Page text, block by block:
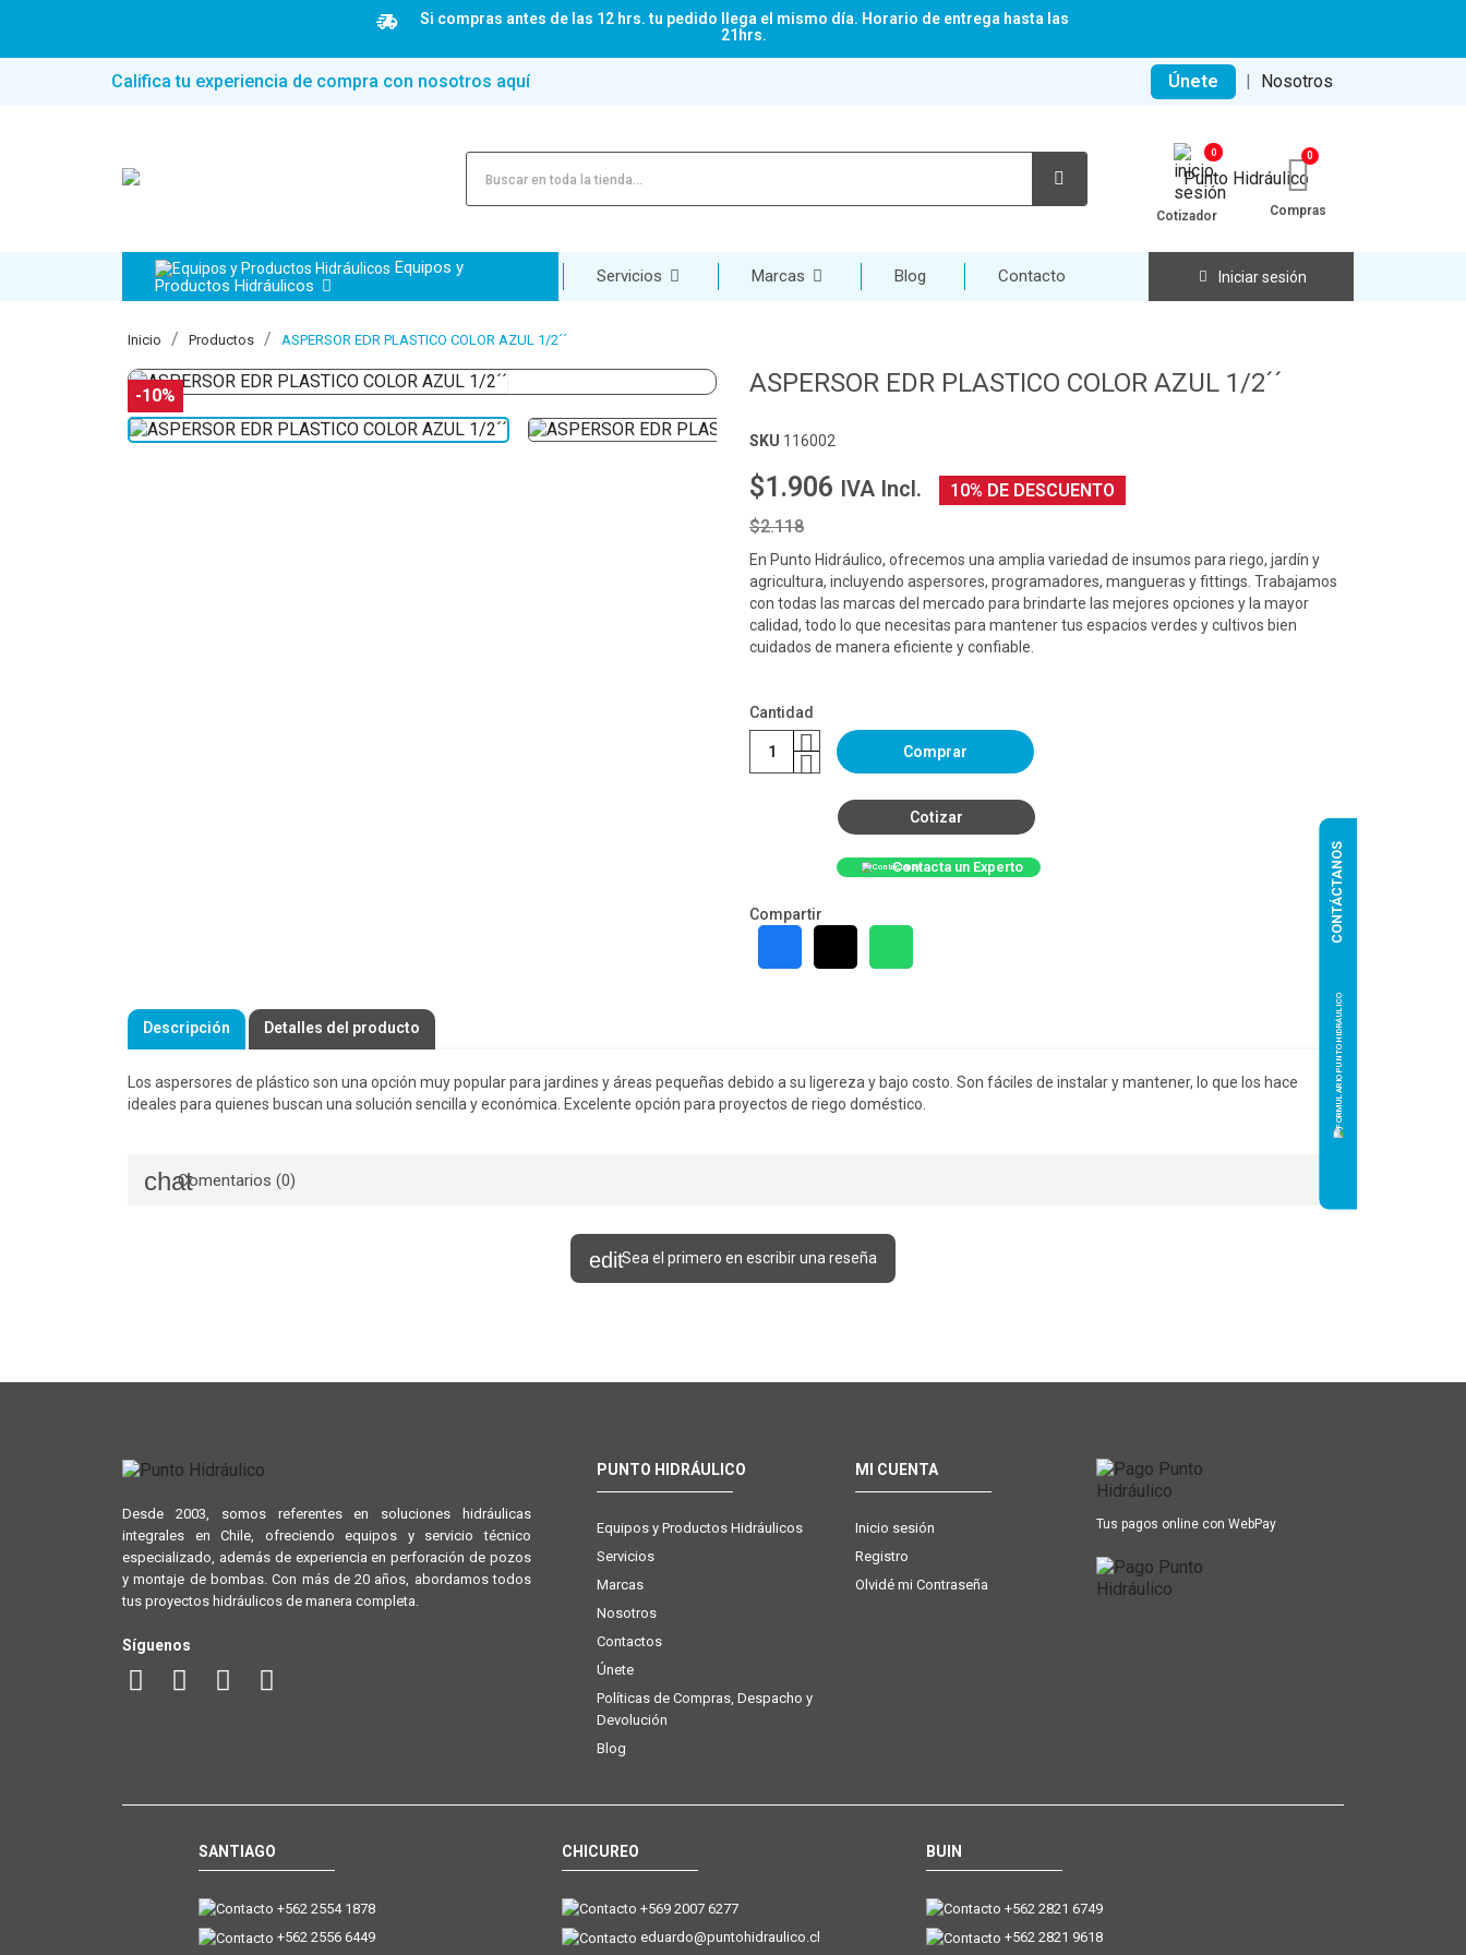
Si compras antes de las 12 hrs. tu pedido llega el mismo día. Horario de entrega hasta las
21hrs.
Califica tu experiencia de compra con nosotros aquí Únete | Nosotros
0
Cotizador Compras
Equipos y
Productos Hidráulicos
Servicios Marcas Blog Contacto Iniciar sesión
Inicio Productos ASPERSOR EDR PLASTICO COLOR AZUL 1/2´´
-10% ASPERSOR EDR PLASTICO COLOR AZUL 1/2´´
SKU 116002
$1.906 IVA Incl.
10% DE DESCUENTO
$2.118
En Punto Hidráulico, ofrecemos una amplia variedad de insumos para riego, jardín y
agricultura, incluyendo aspersores, programadores, mangueras y fittings. Trabajamos
con todas las marcas del mercado para brindarte las mejores opciones y la mayor
calidad, todo lo que necesitas para mantener tus espacios verdes y cultivos bien
cuidados de manera eficiente y confiable.
Cantidad
Comprar
Cotizar
Contacta un Experto
Compartir
Descripción Detalles del producto
Los aspersores de plástico son una opción muy popular para jardines y áreas pequeñas debido a su ligereza y bajo costo. Son fáciles de instalar y mantener, lo que los hace
ideales para quienes buscan una solución sencilla y económica. Excelente opción para proyectos de riego doméstico.
Comentarios (0)
Sea el primero en escribir una reseña
Desde 2003, somos referentes en soluciones hidráulicas
integrales en Chile, ofreciendo equipos y servicio técnico
especializado, además de experiencia en perforación de pozos
y montaje de bombas. Con más de 20 años, abordamos todos
tus proyectos hidráulicos de manera completa.
Síguenos
PUNTO HIDRÁULICO
Equipos y Productos Hidráulicos
Servicios
Marcas
Nosotros
Contactos
Únete
Políticas de Compras, Despacho y
Devolución
Blog
MI CUENTA
Inicio sesión
Registro
Olvidé mi Contraseña
CONTÁCTANOS
Tus pagos online con WebPay
SANTIAGO
+562 2554 1878
+562 2556 6449
CHICUREO
+569 2007 6277
eduardo@puntohidraulico.cl
BUIN
+562 2821 6749
+562 2821 9618